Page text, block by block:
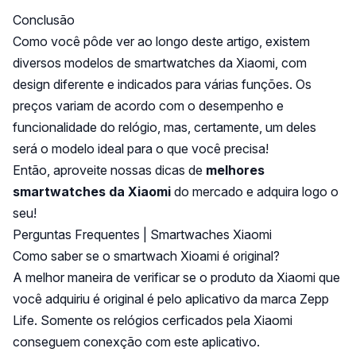
Conclusão
Como você pôde ver ao longo deste artigo, existem
diversos modelos de smartwatches da Xiaomi, com
design diferente e indicados para várias funções. Os
preços variam de acordo com o desempenho e
funcionalidade do relógio, mas, certamente, um deles
será o modelo ideal para o que você precisa!
Então, aproveite nossas dicas de melhores
smartwatches da Xiaomi do mercado e adquira logo o
seu!
Perguntas Frequentes | Smartwaches Xiaomi
Como saber se o smartwach Xioami é original?
A melhor maneira de verificar se o produto da Xiaomi que
você adquiriu é original é pelo aplicativo da marca Zepp
Life. Somente os relógios cerficados pela Xiaomi
conseguem conexção com este aplicativo.